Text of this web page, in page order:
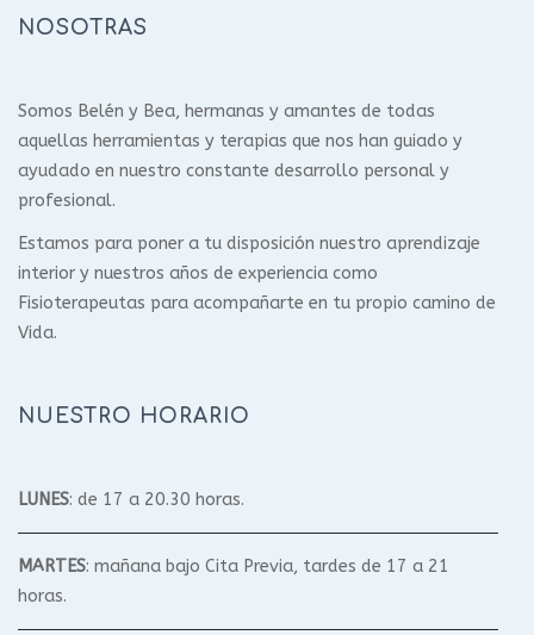
NOSOTRAS
Somos Belén y Bea, hermanas y amantes de todas
aquellas herramientas y terapias que nos han guiado y
ayudado en nuestro constante desarrollo personal y
profesional.
Estamos para poner a tu disposición nuestro aprendizaje
interior y nuestros años de experiencia como
Fisioterapeutas para acompañarte en tu propio camino de
Vida.
NUESTRO HORARIO
LUNES: de 17 a 20.30 horas.
MARTES: mañana bajo Cita Previa, tardes de 17 a 21
horas.